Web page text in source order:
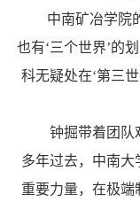
中南矿冶学院
也有‘三个世界’的
科无疑处在‘第三
钟掘带着团队
多年过去，中南大
重要力量，在极端